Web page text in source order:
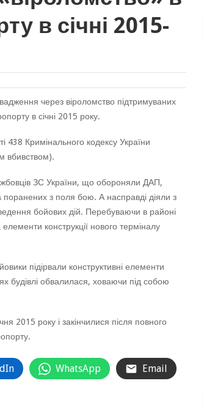
в січні 2015-
через віроломство підтримуваних
в січні 2015 року.
438 Кримінального кодексу України
вбивством).
ЗС України, що обороняли ДАП,
поранених з поля бою. А насправді діяли з
бойових дій. Перебуваючи в районі
конструкції нового терміналу
підірвали конструктивні елементи
будівлі обвалилася, ховаючи під собою
2015 року і закінчилися після повного
WhatsApp Email